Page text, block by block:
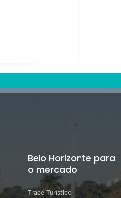
Belo Horizonte para
o mercado
Trade Turístico